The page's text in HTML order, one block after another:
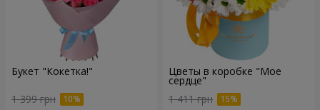
Букет "Кокетка!"
1 399 грн
Цветы в коробке "Мое
сердце"
1 411 грн